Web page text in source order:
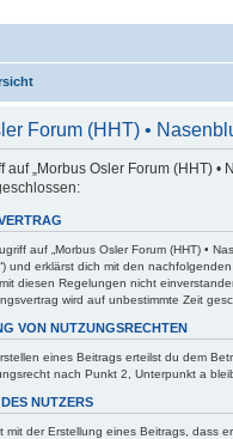
Forum (HHT) •
auf „Morbus Osler Forum (HHT)
auf „Morbus Osler Forum (HHT) •
und erklärst dich mit den
diesen Regelungen nicht
wird auf unbestimmte Zeit
VON NUTZUNGSRECHTEN
eines Beitrags erteilst du dem
nach Punkt 2, Unterpunkt a
NUTZERS
mit der Erstellung eines Beitrags, dass